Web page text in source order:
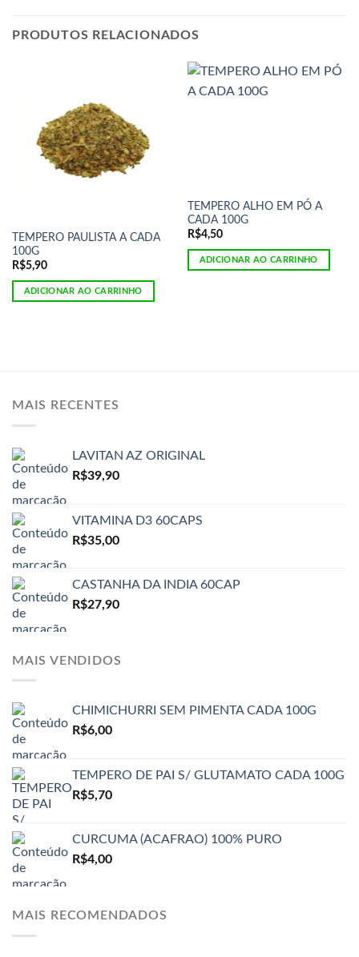
PRODUTOS RELACIONADOS
TEMPERO PAULISTA A CADA
100G
R$5,90
ADICIONAR AO CARRINHO
TEMPERO ALHO EM PÓ A
CADA 100G
R$4,50
ADICIONAR AO CARRINHO
MAIS RECENTES
LAVITAN AZ ORIGINAL
R$39,90
VITAMINA D3 60CAPS
R$35,00
CASTANHA DA INDIA 60CAP
R$27,90
MAIS VENDIDOS
CHIMICHURRI SEM PIMENTA CADA 100G
R$6,00
TEMPERO DE PAI S/ GLUTAMATO CADA 100G
R$5,70
CURCUMA (ACAFRAO) 100% PURO
R$4,00
MAIS RECOMENDADOS